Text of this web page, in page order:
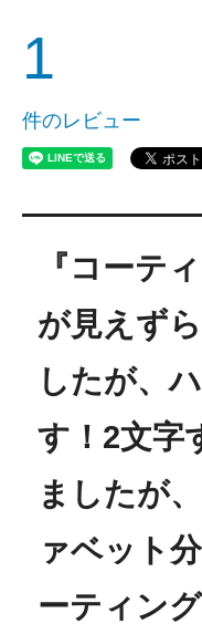
1
件のレビュー
『コーテ
が見えず
したが、
す！2文字
ましたが
ァベット
ーティン